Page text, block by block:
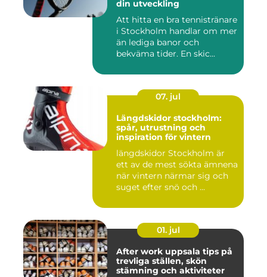
din utveckling
Att hitta en bra tennistränare
i Stockholm handlar om mer
än lediga banor och
bekväma tider. En skic...
07. jul
Längdskidor stockholm:
spår, utrustning och
inspiration för vintern
längdskidor Stockholm är
ett av de mest sökta ämnena
när vintern närmar sig och
suget efter snö och ...
01. jul
After work uppsala tips på
trevliga ställen, skön
stämning och aktiviteter